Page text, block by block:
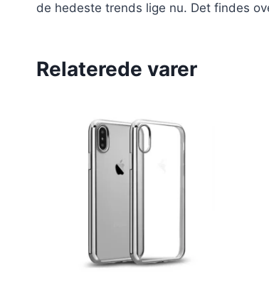
de hedeste trends lige nu. Det findes
Relaterede varer